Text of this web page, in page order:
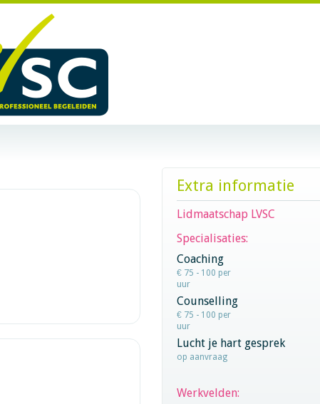
Extra informatie
Lidmaatschap LVSC
Specialisaties:
Coaching
€ 75 - 100 per
uur
Counselling
€ 75 - 100 per
uur
Lucht je hart gesprek
op aanvraag
Werkvelden: